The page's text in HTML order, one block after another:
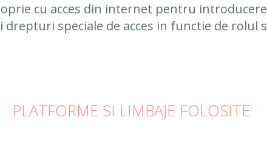
cu acces din internet pentru
speciale de acces in functie de rolul
PLATFORME SI LIMBAJE FOLOSITE